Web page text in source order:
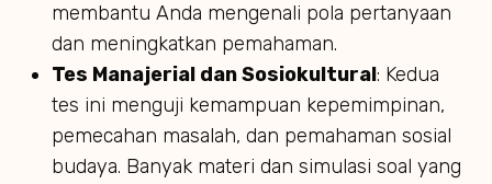
membantu Anda mengenali pola pertanyaan
dan meningkatkan pemahaman.
Tes Manajerial dan Sosiokultural: Kedua
tes ini menguji kemampuan kepemimpinan,
pemecahan masalah, dan pemahaman sosial
budaya. Banyak materi dan simulasi soal yang